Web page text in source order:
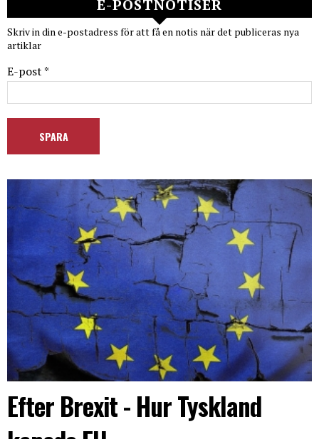
E-POSTNOTISER
Skriv in din e-postadress för att få en notis när det publiceras nya
artiklar
E-post *
Efter Brexit - Hur Tyskland